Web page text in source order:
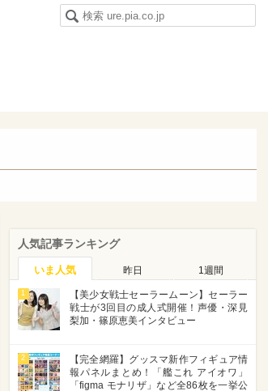
人気記事ランキング
いま人気 昨日 1週間
1
【美少女戦士セーラームーン】セーラー
戦士が3回目の成人式開催！声優・深見
梨加・篠原恵美インタビュー
2
【完全網羅】グッスマ新作フィギュア情
報パネルまとめ！「艦これ アイオワ」
「figma モナリザ」など全86枚を一挙公